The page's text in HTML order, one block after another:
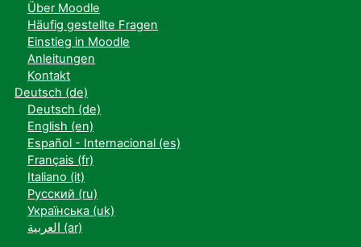
Über Moodle
Häufig gestellte Fragen
Einstieg in Moodle
Anleitungen
Kontakt
Deutsch ‎(de)‎
Deutsch ‎(de)‎
English ‎(en)‎
Español - Internacional ‎(es)‎
Français ‎(fr)‎
Italiano ‎(it)‎
Русский ‎(ru)‎
Українська ‎(uk)‎
العربية ‎(ar)‎